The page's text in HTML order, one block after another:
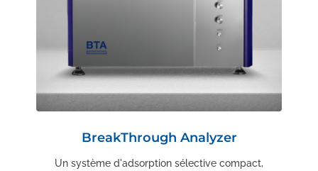
BreakThrough Analyzer
Un système d'adsorption sélective compact,